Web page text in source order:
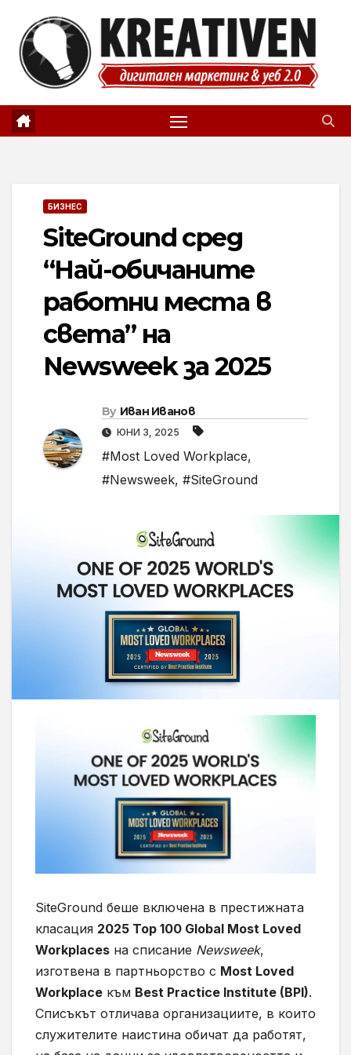
content
БИЗНЕС
SiteGround сред
“Най-обичаните
работни места в
света” на
Newsweek за 2025
By Иван Иванов
ЮНИ 3, 2025
#Most Loved Workplace,
#Newsweek, #SiteGround
SiteGround беше включена в престижната
класация 2025 Top 100 Global Most Loved
Workplaces на списание Newsweek,
изготвена в партньорство с Most Loved
Workplace към Best Practice Institute (BPI).
Списъкът отличава организациите, в които
служителите наистина обичат да работят,